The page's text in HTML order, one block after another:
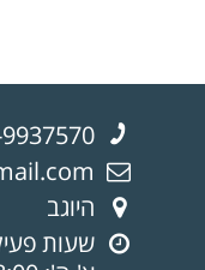
היוגב
שעות